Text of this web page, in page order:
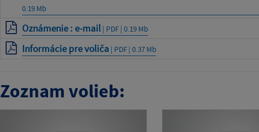
0.19 Mb
Oznámenie : e-mail| PDF | 0.19 Mb
Informácie pre voliča | PDF | 0.37 Mb
Zoznam volieb: